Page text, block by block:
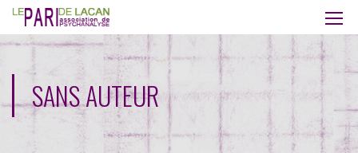
SANS AUTEUR